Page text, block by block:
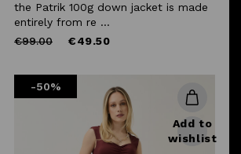
the Patrik 100g down jacket is made
entirely from re ...
Price
€99.00to €49.50
-50%
Add to
wishlist